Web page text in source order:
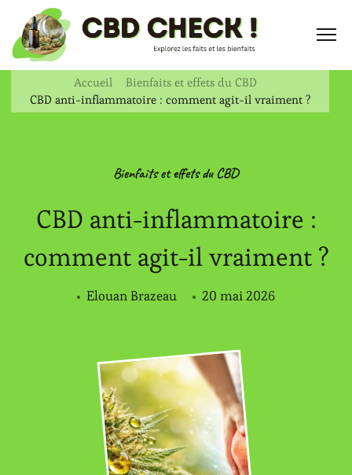
Accueil
Bienfaits et effets du CBD
CBD anti-inflammatoire : comment agit-il vraiment ?
Bienfaits et effets du CBD
CBD anti-inflammatoire :
comment agit-il vraiment ?
Elouan Brazeau 20 mai 2026